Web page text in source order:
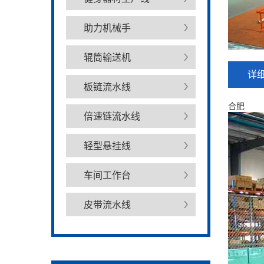
助力机械手
辊筒输送机
板链流水线
倍速链流水线
轻型悬挂线
车间工作台
皮带流水线
详
合肥